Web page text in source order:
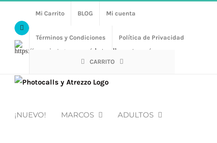
contenidoFacebook
Https://www.instagram.com/photocalls_y_atrezzo/
Mi Carrito BLOG Mi cuenta
Términos y Condiciones Política de Privacidad
CARRITO
¡NUEVO! MARCOS ADULTOS